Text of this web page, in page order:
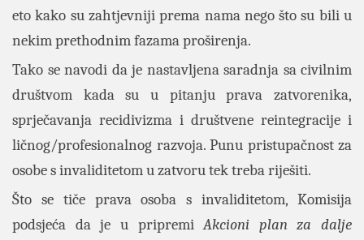
eto kako su zahtjevniji prema nama nego što su bili u
nekim prethodnim fazama proširenja.
Tako se navodi da je nastavljena saradnja sa civilnim
društvom kada su u pitanju prava zatvorenika,
sprječavanja recidivizma i društvene reintegracije i
ličnog/profesionalnog razvoja. Punu pristupačnost za
osobe s invaliditetom u zatvoru tek treba riješiti.
Što se tiče prava osoba s invaliditetom, Komisija
podsjeća da je u pripremiAkcioni plan za dalje